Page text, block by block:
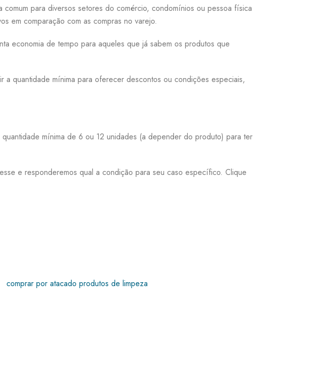
para diversos setores do comércio, condomínios ou pessoa física
em comparação com as compras no varejo.
economia de tempo para aqueles que já sabem os produtos que
quantidade mínima para oferecer descontos ou condições especiais,
mínima de 6 ou 12 unidades (a depender do produto) para ter
e responderemos qual a condição para seu caso específico. Clique